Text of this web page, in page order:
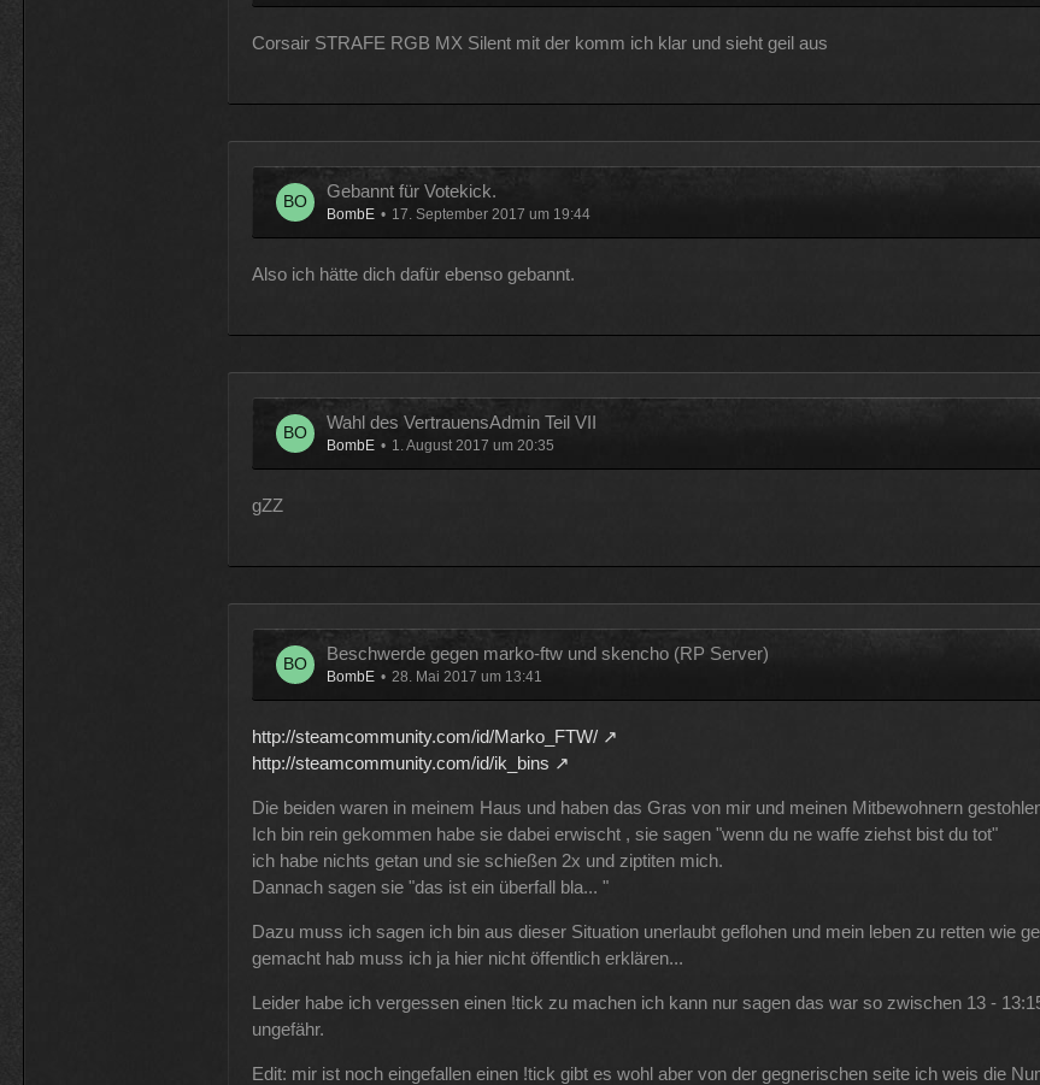
Corsair STRAFE RGB MX Silent mit der komm ich klar und sieht geil aus
Gebannt für Votekick.
BombE 17. September 2017 um 19:44
Also ich hätte dich dafür ebenso gebannt.
Wahl des VertrauensAdmin Teil VII
BombE 1. August 2017 um 20:35
gZZ
Beschwerde gegen marko-ftw und skencho (RP Server)
BombE 28. Mai 2017 um 13:41
http://steamcommunity.com/id/Marko_FTW/
http://steamcommunity.com/id/ik_bins
Die beiden waren in meinem Haus und haben das Gras von mir und meinen Mitbewohnern
Ich bin rein gekommen habe sie dabei erwischt , sie sagen "wenn du ne waffe ziehst bist du tot"
ich habe nichts getan und sie schießen 2x und ziptiten mich.
Dannach sagen sie "das ist ein überfall bla... "
Dazu muss ich sagen ich bin aus dieser Situation unerlaubt geflohen und mein leben zu retten wie
gemacht hab muss ich ja hier nicht öffentlich erklären...
Leider habe ich vergessen einen !tick zu machen ich kann nur sagen das war so zwischen 13 -
ungefähr.
Edit: mir ist noch eingefallen einen !tick gibt es wohl aber von der gegnerischen seite ich weis die